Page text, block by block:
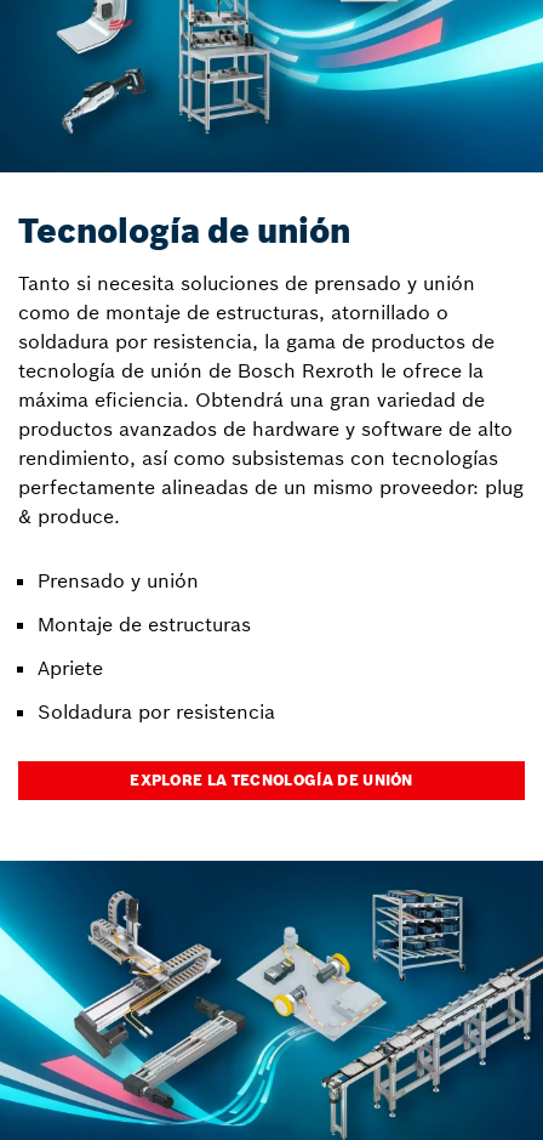
Tecnología de unión
Tanto si necesita soluciones de prensado y unión
como de montaje de estructuras, atornillado o
soldadura por resistencia, la gama de productos de
tecnología de unión de Bosch Rexroth le ofrece la
máxima eficiencia. Obtendrá una gran variedad de
productos avanzados de hardware y software de alto
rendimiento, así como subsistemas con tecnologías
perfectamente alineadas de un mismo proveedor: plug
& produce.
Prensado y unión
Montaje de estructuras
Apriete
Soldadura por resistencia
EXPLORE LA TECNOLOGÍA DE UNIÓN